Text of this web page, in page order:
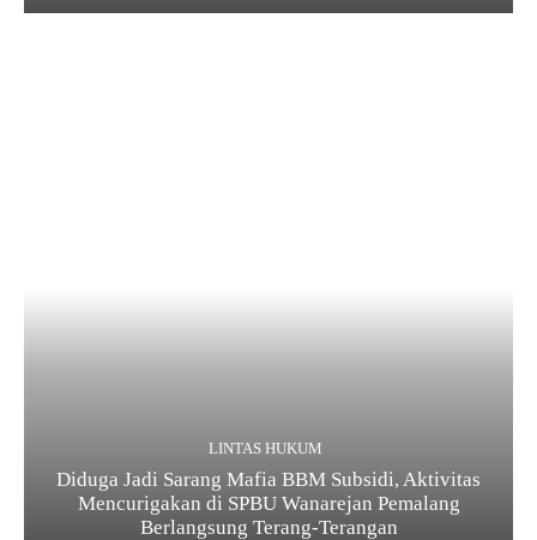
LINTAS HUKUM
Diduga Jadi Sarang Mafia BBM Subsidi, Aktivitas
Mencurigakan di SPBU Wanarejan Pemalang
Berlangsung Terang-Terangan